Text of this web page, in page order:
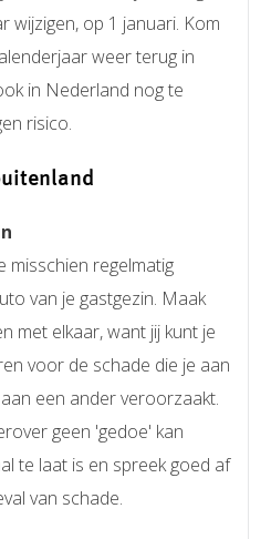
wijzigen, op 1 januari. Kom
weer terug in
in Nederland nog te
risico.
misschien regelmatig
van je gastgezin. Maak
met elkaar, want jij kunt je
voor de schade die je aan
een ander veroorzaakt.
geen 'gedoe' kan
te laat is en spreek goed af
van schade.